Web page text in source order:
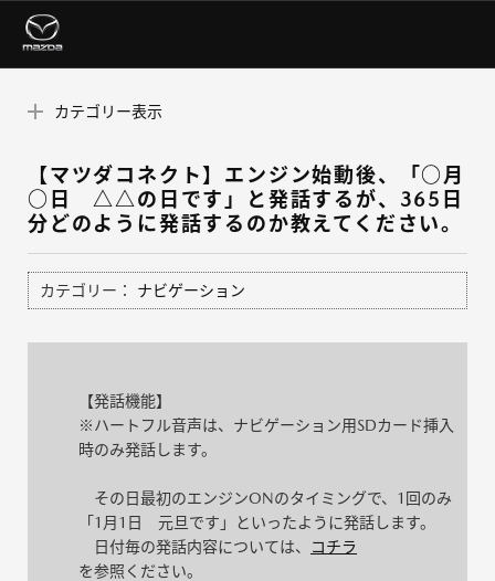
カテゴリー表示
【マツダコネクト】エンジン始動後、「○月
○日 △△の日です」と発話するが、365日
分どのように発話するのか教えてください。
カテゴリー： ナビゲーション
【発話機能】
※ハートフル音声は、ナビゲーション用SDカード挿入
時のみ発話します。
その日最初のエンジンONのタイミングで、1回のみ
「1月1日 元旦です」といったように発話します。
日付毎の発話内容については、
コチラ
を参照ください。